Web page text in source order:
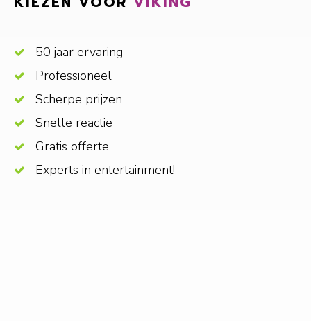
50 jaar ervaring
Professioneel
Scherpe prijzen
Snelle reactie
Gratis offerte
Experts in entertainment!